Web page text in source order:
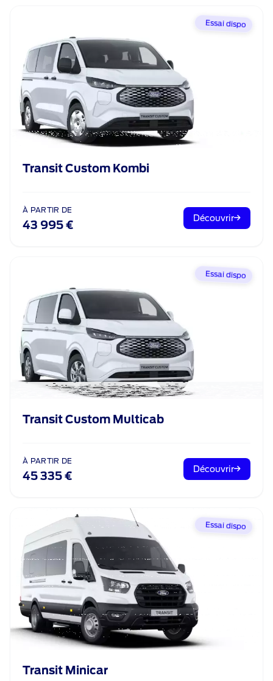
Essai dispo
Transit Custom Kombi
À PARTIR DE
43 995 €
Découvrir
Essai dispo
Transit Custom Multicab
À PARTIR DE
45 335 €
Découvrir
Essai dispo
Transit Minicar